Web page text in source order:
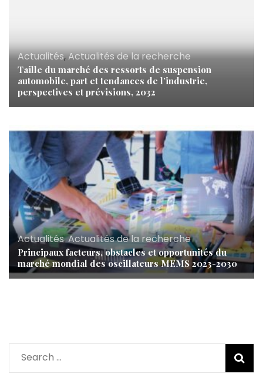
Actualités,Actualités de la recherche
Taille du marché des ressorts de suspension
automobile, part et tendances de l’industrie,
perspectives et prévisions, 2032
Actualités,Actualités de la recherche
Principaux facteurs, obstacles et opportunités du
marché mondial des oscillateurs MEMS 2023-2030
Search
for: